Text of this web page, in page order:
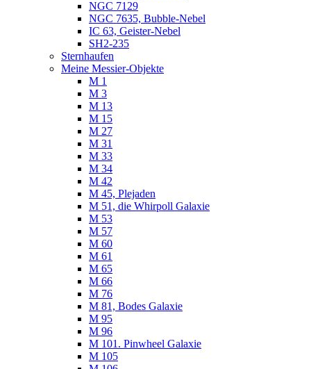
NGC 7129
NGC 7635, Bubble-Nebel
IC 63, Geister-Nebel
SH2-235
Sternhaufen
Meine Messier-Objekte
M 1
M 3
M 13
M 15
M 27
M 31
M 33
M 34
M 42
M 45, Plejaden
M 51, die Whirpoll Galaxie
M 53
M 57
M 60
M 61
M 65
M 66
M 76
M 81, Bodes Galaxie
M 95
M 96
M 101. Pinwheel Galaxie
M 105